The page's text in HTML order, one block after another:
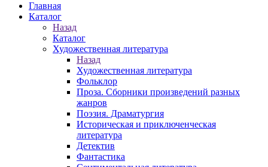
Главная
Каталог
Назад
Каталог
Художественная литература
Назад
Художественная литература
Фольклор
Проза. Сборники произведений разных
жанров
Поэзия. Драматургия
Историческая и приключенческая
литература
Детектив
Фантастика